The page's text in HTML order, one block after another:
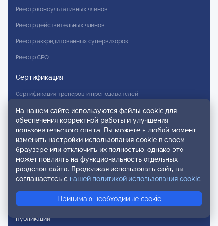
Реестр консультативных членов
Реестр действительных членов
Реестр аккредитованных супервизоров
Реестр СРО
Сертификация
Сертификация тренеров и преподавателей
Экспертиза и регистрация авторских продуктов
Мероприятия лиги
Календарь событий
Субботние конференции
Фотогалерея
Публикации
На нашем сайте используются файлы cookie для
обеспечения корректной работы и улучшения
пользовательского опыта. Вы можете в любой момент
изменить настройки использования cookie в своем
браузере или отключить их полностью, однако это
может повлиять на функциональность отдельных
разделов сайта. Продолжая использовать сайт, вы
соглашаетесь с нашей политикой использования cookie.
Принимаю необходимые cookie